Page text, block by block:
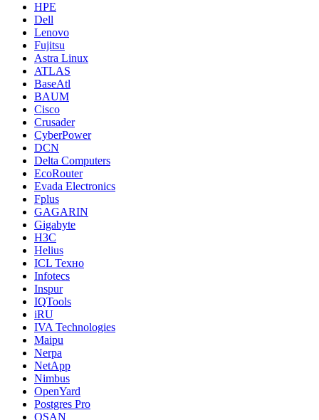
HPE
Dell
Lenovo
Fujitsu
Astra Linux
ATLAS
BaseAtl
BAUM
Cisco
Crusader
CyberPower
DCN
Delta Computers
EcoRouter
Evada Electronics
Fplus
GAGARIN
Gigabyte
H3C
Helius
ICL Техно
Infotecs
Inspur
IQTools
iRU
IVA Technologies
Maipu
Nerpa
NetApp
Nimbus
OpenYard
Postgres Pro
QSAN